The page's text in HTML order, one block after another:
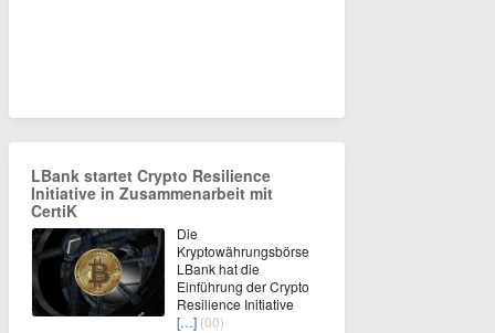
LBank startet Crypto Resilience
Initiative in Zusammenarbeit mit
CertiK
Die
Kryptowährungsbörse
LBank hat die
Einführung der Crypto
Resilience Initiative
[…] (00)